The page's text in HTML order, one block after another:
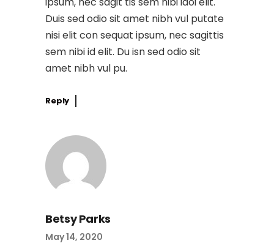
Duis sed odio sit amet nibh vul putate
nisi elit con sequat ipsum, nec sagittis
sem nibi id elit. Du isn sed odio sit
amet nibh vul pu.
Reply
Betsy Parks
May 14, 2020